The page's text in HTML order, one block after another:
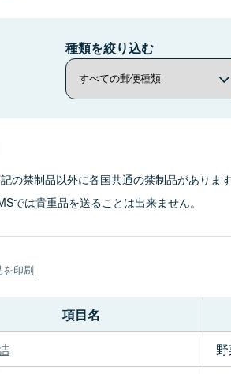
種類を絞り込む
の禁制品以外に各国共通の禁制品があります
では貴重品を送ることは出来ません。
を印刷
項目名